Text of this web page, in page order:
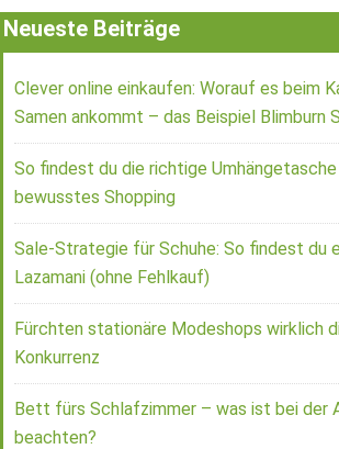
Neueste Beiträge
Clever online einkaufen: Worauf es beim
Samen ankommt – das Beispiel Blimburn
So findest du die richtige
bewusstes Shopping
Sale-Strategie für Schuhe: So findest du
Lazamani (ohne Fehlkauf)
Fürchten stationäre Modeshops wirklich
Konkurrenz
Bett fürs Schlafzimmer – was ist bei der
beachten?